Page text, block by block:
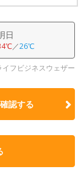
日
／26℃
フビジネスウェザー
認する